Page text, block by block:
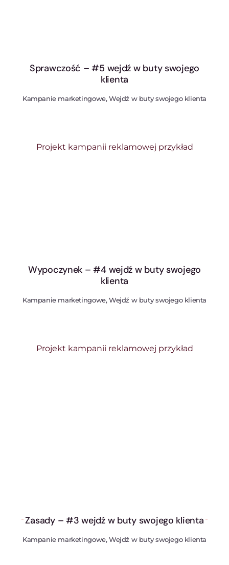
Sprawczość – #5 wejdź w buty swojego
klienta
Kampanie marketingowe, Wejdź w buty swojego klienta
Projekt kampanii reklamowej przykład
Wypoczynek – #4 wejdź w buty swojego
klienta
Kampanie marketingowe, Wejdź w buty swojego klienta
Projekt kampanii reklamowej przykład
Zasady – #3 wejdź w buty swojego klienta
Kampanie marketingowe, Wejdź w buty swojego klienta